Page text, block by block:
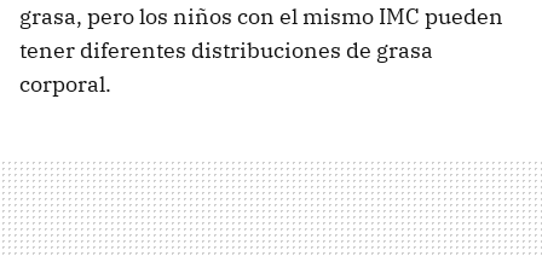
grasa, pero los niños con el mismo IMC pueden
tener diferentes distribuciones de grasa
corporal.